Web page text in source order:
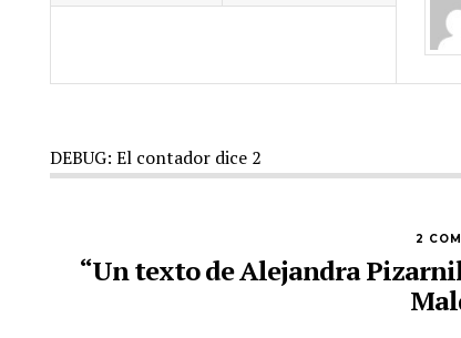
DEBUG: El contador dice 2
2
“Un texto de Alejandra